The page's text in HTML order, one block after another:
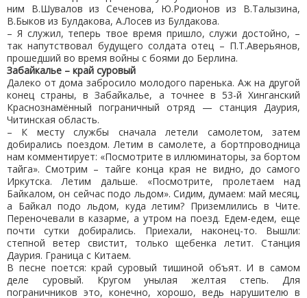
ним В.Шувалов из Сеченова, Ю.Родионов из В.Талызина,
В.Быков из Булдакова, А.Лосев из Булдакова.
– Я служил, теперь твое время пришло, служи достойно, –
так напутствовал будущего солдата отец – П.Т.Аверьянов,
прошедший во время войны с боями до Берлина.
Забайкалье – край суровый
Далеко от дома забросило молодого паренька. Аж на другой
конец страны, в Забайкалье, а точнее в 53-й Хинганский
Краснознамённый пограничный отряд — станция Даурия,
Читинская область.
– К месту службы сначала летели самолетом, затем
добирались поездом. Летим в самолете, а бортпроводница
нам комментирует: «Посмотрите в иллюминаторы, за бортом
тайга». Смотрим – тайге конца края не видно, до самого
Иркутска. Летим дальше. «Посмотрите, пролетаем над
Байкалом, он сейчас подо льдом». Сидим, думаем: май месяц,
а Байкал подо льдом, куда летим? Приземлились в Чите.
Переночевали в казарме, а утром на поезд. Едем-едем, еще
почти сутки добирались. Приехали, наконец-то. Вышли:
степной ветер свистит, только щебенка летит. Станция
Даурия. Граница с Китаем.
В песне поется: край суровый тишиной объят. И в самом
деле суровый. Кругом унылая желтая степь. Для
пограничников это, конечно, хорошо, ведь нарушителю в